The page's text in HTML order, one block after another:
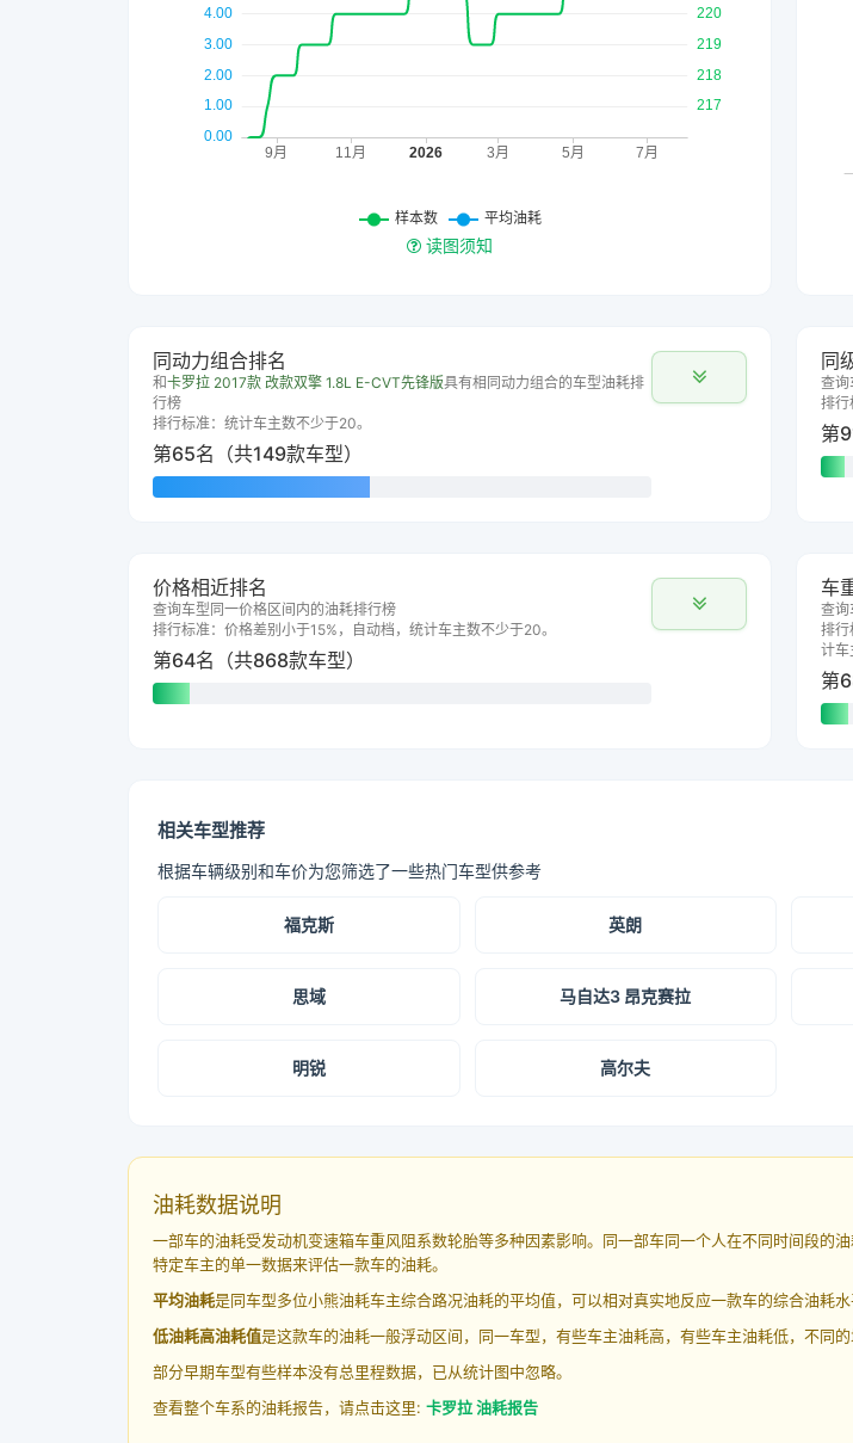
读图须知
同动力组合排名
和卡罗拉 2017款 改款双擎 1.8L E-CVT先锋版具有相同动力组合的车型油耗排
行榜
排行标准：统计车主数不少于20。
第65名（共149款车型）
同
查询
排行
第
价格相近排名
查询车型同一价格区间内的油耗排行榜
排行标准：价格差别小于15%，自动档，统计车主数不少于20。
第64名（共868款车型）
车
查询
排
计车
第
相关车型推荐
根据车辆级别和车价为您筛选了一些热门车型供参考
福克斯 英朗
思域 马自达3 昂克赛拉
明锐 高尔夫
油耗数据说明
一部车的油耗受发动机变速箱车重风阻系数轮胎等多种因素影响。同一部车同一个人在不同时间段的
特定车主的单一数据来评估一款车的油耗。
平均油耗是同车型多位小熊油耗车主综合路况油耗的平均值，可以相对真实地反应一款车的综合油耗
低油耗高油耗值是这款车的油耗一般浮动区间，同一车型，有些车主油耗高，有些车主油耗低，不同
部分早期车型有些样本没有总里程数据，已从统计图中忽略。
查看整个车系的油耗报告，请点击这里: 卡罗拉 油耗报告